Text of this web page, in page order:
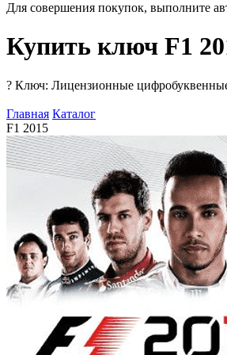
Для совершения покупок, выполните
Купить ключ F1
? Ключ: Лицензионные цифробуквенные
Главная Каталог
F1 2015